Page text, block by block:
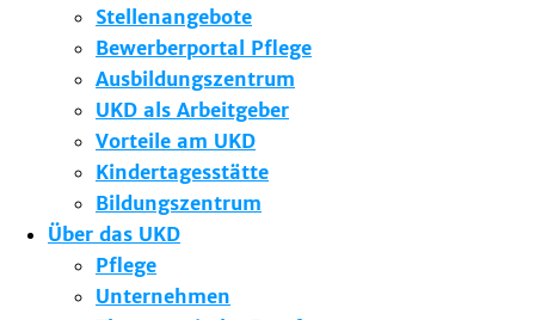
Stellenangebote
Bewerberportal Pflege
Ausbildungszentrum
UKD als Arbeitgeber
Vorteile am UKD
Kindertagesstätte
Bildungszentrum
Über das UKD
Pflege
Unternehmen